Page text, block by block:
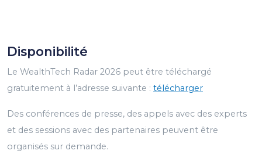
Disponibilité
Le WealthTech Radar 2026 peut être téléchargé
gratuitement à l’adresse suivante : télécharger
Des conférences de presse, des appels avec des experts
et des sessions avec des partenaires peuvent être
organisés sur demande.